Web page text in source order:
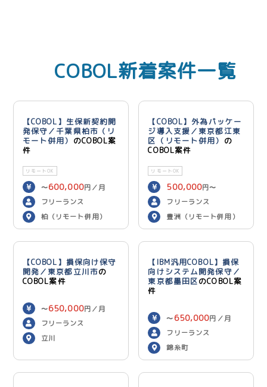
COBOL新着案件一覧
【COBOL】生保新契約開
発保守／千葉県柏市（リ
モート併用） のCOBOL案
件
リモートOK
〜600,000円／月
フリーランス
柏（リモート併用）
【COBOL】外為パッケー
ジ導入支援／東京都江東
区（リモート併用） の
COBOL案件
リモートOK
500,000円〜
600,000 円／月
フリーランス
豊洲（リモート併用）
【COBOL】損保向け保守
開発／東京都立川市の
COBOL案件
〜650,000円／月
フリーランス
立川
【IBM汎用COBOL】損保
向けシステム開発保守／
東京都墨田区のCOBOL案
件
〜 650,000円／月
フリーランス
錦糸町